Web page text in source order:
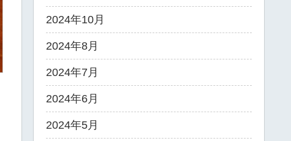
2024年10月
2024年8月
2024年7月
2024年6月
2024年5月